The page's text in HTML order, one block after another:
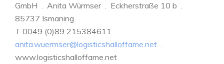
GmbH . Anita Würmser . Eckherstraße 10 b .
85737 Ismaning
T 0049 (0)89 215384611 .
anita.wuermser@logisticshalloffame.net .
www.logisticshalloffame.net